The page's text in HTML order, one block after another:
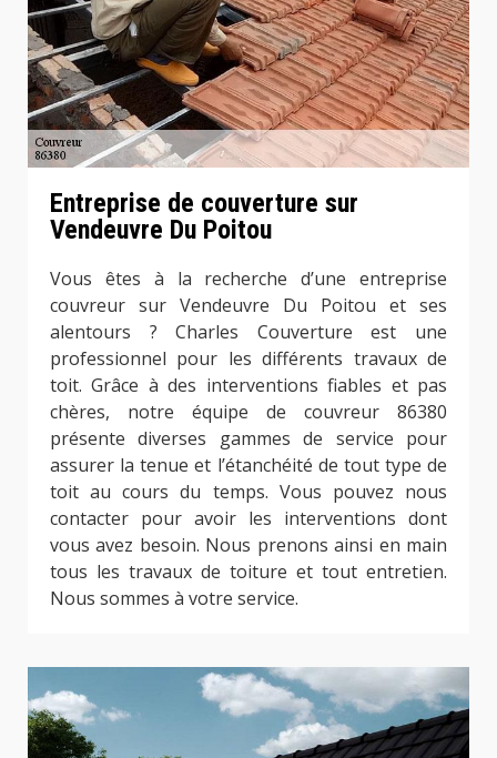
Entreprise de couverture sur
Vendeuvre Du Poitou
Vous êtes à la recherche d’une entreprise
couvreur sur Vendeuvre Du Poitou et ses
alentours ? Charles Couverture est une
professionnel pour les différents travaux de
toit. Grâce à des interventions fiables et pas
chères, notre équipe de couvreur 86380
présente diverses gammes de service pour
assurer la tenue et l’étanchéité de tout type de
toit au cours du temps. Vous pouvez nous
contacter pour avoir les interventions dont
vous avez besoin. Nous prenons ainsi en main
tous les travaux de toiture et tout entretien.
Nous sommes à votre service.